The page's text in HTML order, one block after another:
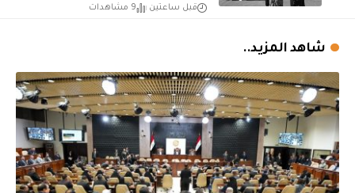
قبل ساعتين 9 مشاهدات
شاهد المزيد..